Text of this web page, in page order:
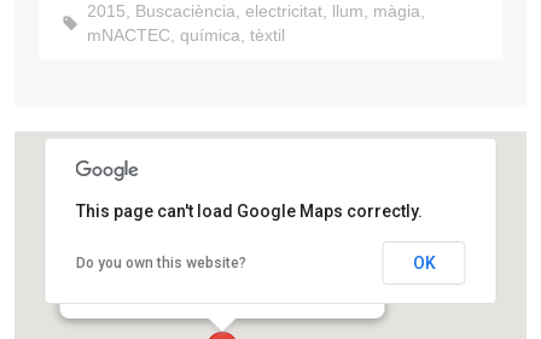
2015, Buscaciència, electricitat, llum, màgia,
mNACTEC, química, tèxtil
Museu de la Ciència i la Tècnica de Catalunya
Rambla d'Ègara, 270
This page can't load Google Maps correctly.
Do you own this website? OK